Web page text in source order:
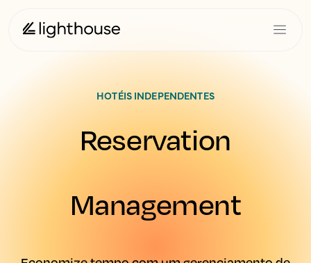
HOTÉIS INDEPENDENTES
Reservation
Management